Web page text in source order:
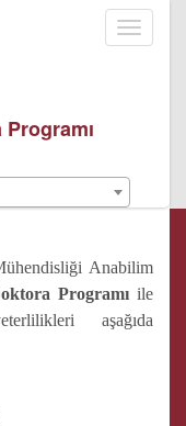
Toggle
Anabilim
Programı ile
aşağıda